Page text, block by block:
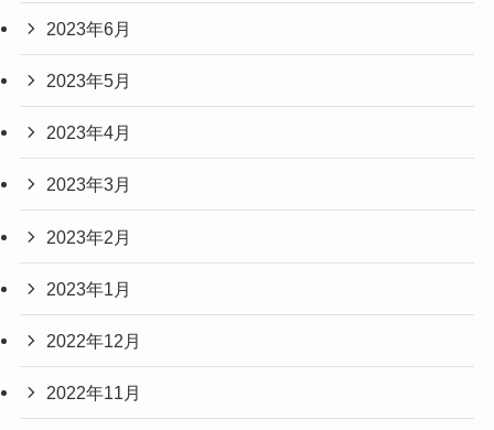
2023年6月
2023年5月
2023年4月
2023年3月
2023年2月
2023年1月
2022年12月
2022年11月